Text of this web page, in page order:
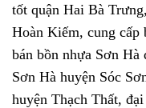
tốt quận Hai Bà
Hoàn Kiếm, cung cấp
bán bồn nhựa Sơn
Sơn Hà huyện Sóc
huyện Thạch Thất,